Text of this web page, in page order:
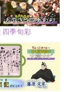
四季旬彩